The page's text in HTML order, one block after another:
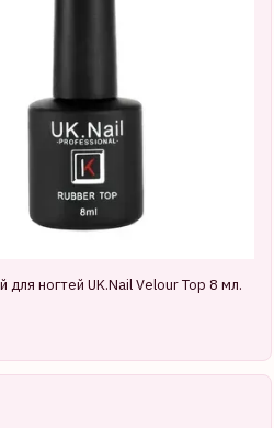
для ногтей UK.Nail Velour Top 8 мл.